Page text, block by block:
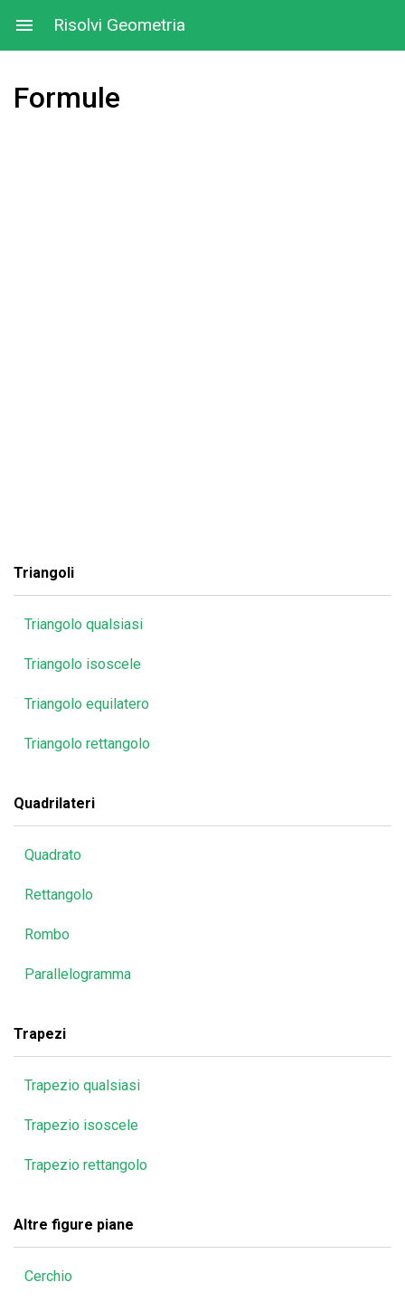
Risolvi Geometria
Formule
Triangoli
Triangolo qualsiasi
Triangolo isoscele
Triangolo equilatero
Triangolo rettangolo
Quadrilateri
Quadrato
Rettangolo
Rombo
Parallelogramma
Trapezi
Trapezio qualsiasi
Trapezio isoscele
Trapezio rettangolo
Altre figure piane
Cerchio